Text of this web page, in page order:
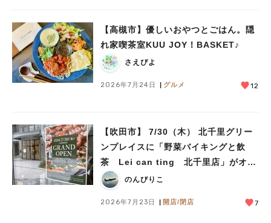
【高槻市】優しいおやつとごはん。隠
れ家喫茶室KUU JOY！BASKET♪
さえぴよ
2026年7月24日 グルメ 12
【吹田市】 7/30（木） 北千里グリー
ンプレイスに「野菜バイキングと飲
茶 Lei can ting 北千里店」がオー
プン予定！
のんびりこ
2026年7月23日 開店/閉店 7